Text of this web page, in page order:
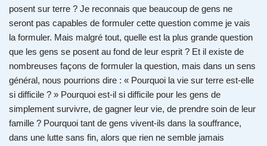
posent sur terre ? Je reconnais que beaucoup de gens ne
seront pas capables de formuler cette question comme je vais
la formuler. Mais malgré tout, quelle est la plus grande question
que les gens se posent au fond de leur esprit ? Et il existe de
nombreuses façons de formuler la question, mais dans un sens
général, nous pourrions dire : « Pourquoi la vie sur terre est-elle
si difficile ? » Pourquoi est-il si difficile pour les gens de
simplement survivre, de gagner leur vie, de prendre soin de leur
famille ? Pourquoi tant de gens vivent-ils dans la souffrance,
dans une lutte sans fin, alors que rien ne semble jamais